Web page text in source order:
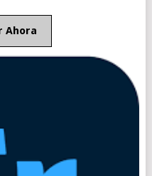
Ahora